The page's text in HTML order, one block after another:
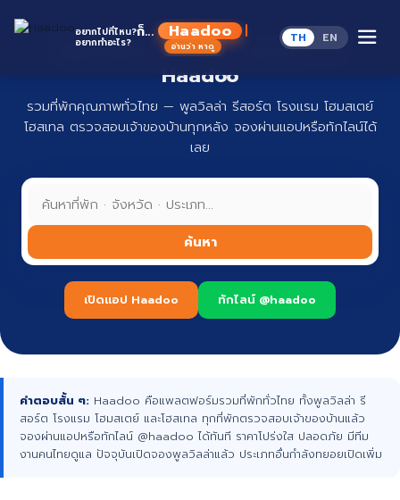
อยากไปที่ไหน?
อยากทำอะไร?
ก็... Haadoo
อ่านว่า หาดู
TH EN
ที่พักทั่วไทย จองง่าย ปลอดภัย กับ
Haadoo
รวมที่พักคุณภาพทั่วไทย — พูลวิลล่า รีสอร์ต โรงแรม โฮมสเตย์
โฮสเทล ตรวจสอบเจ้าของบ้านทุกหลัง จองผ่านแอปหรือทักไลน์ได้
เลย
ค้นหา
เปิดแอป Haadoo ทักไลน์ @haadoo
คำตอบสั้น ๆ: Haadoo คือแพลตฟอร์มรวมที่พักทั่วไทย ทั้งพูลวิลล่า รี
สอร์ต โรงแรม โฮมสเตย์ และโฮสเทล ทุกที่พักตรวจสอบเจ้าของบ้านแล้ว
จองผ่านแอปหรือทักไลน์ @haadoo ได้ทันที ราคาโปร่งใส ปลอดภัย มีทีม
งานคนไทยดูแล ปัจจุบันเปิดจองพูลวิลล่าแล้ว ประเภทอื่นกำลังทยอยเปิดเพิ่ม